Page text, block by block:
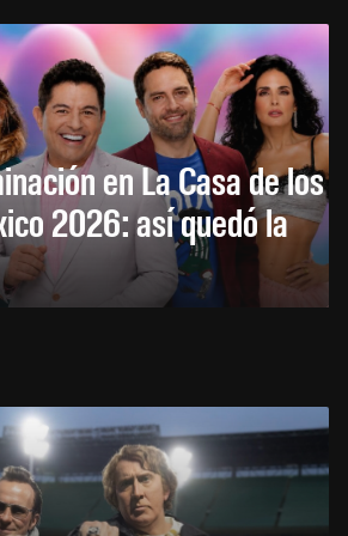
en La Casa de los
2026: así quedó la